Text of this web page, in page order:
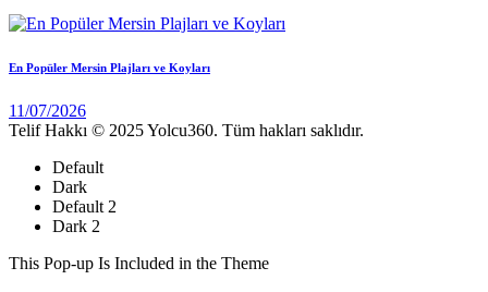
En Popüler Mersin Plajları ve Koyları
11/07/2026
Telif Hakkı © 2025 Yolcu360. Tüm hakları saklıdır.
Default
Dark
Default 2
Dark 2
This Pop-up Is Included in the Theme